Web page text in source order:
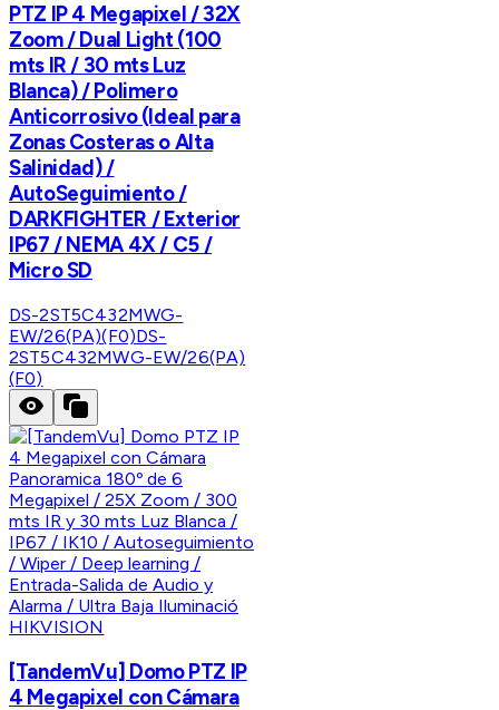
PTZ IP 4 Megapixel / 32X
Zoom / Dual Light (100
mts IR / 30 mts Luz
Blanca) / Polimero
Anticorrosivo (Ideal para
Zonas Costeras o Alta
Salinidad) /
AutoSeguimiento /
DARKFIGHTER / Exterior
IP67 / NEMA 4X / C5 /
Micro SD
DS-2ST5C432MWG-
EW/26(PA)(F0)DS-
2ST5C432MWG-EW/26(PA)
(F0)
HIKVISION
[TandemVu] Domo PTZ IP
4 Megapixel con Cámara